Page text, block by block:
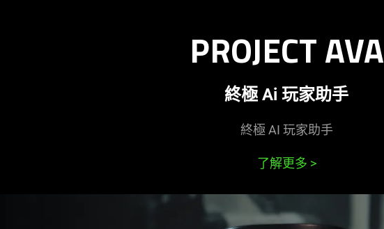
PROJECT AVA
終極 Ai 玩家助手
終極 AI 玩家助手
了解更多 >